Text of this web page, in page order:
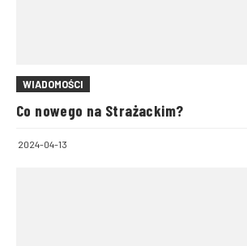
WIADOMOŚCI
Co nowego na Strażackim?
2024-04-13